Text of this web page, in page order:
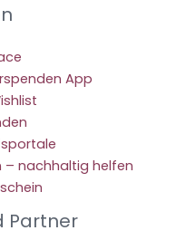
App
nachhaltig helfen
Partner